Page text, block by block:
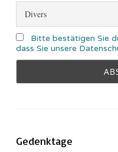
Bitte bestätigen Sie
dass Sie unsere
Gedenktage